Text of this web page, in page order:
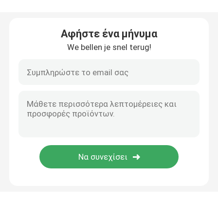
απορροφητικά μανίκια
ιατρικά απορροφητικά μαξιλάρια
Αφήστε ένα μήνυμα
We bellen je snel terug!